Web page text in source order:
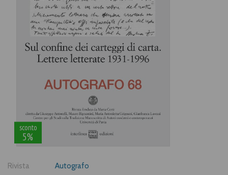
sconto
5%
Rivista
Autografo